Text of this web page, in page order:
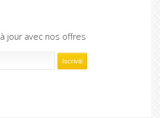
jour avec nos offres